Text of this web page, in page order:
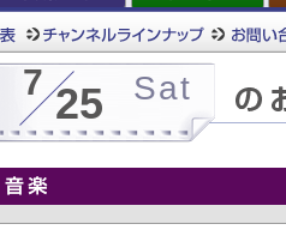
7 25 Sat